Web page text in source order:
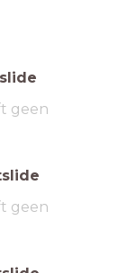
geen
geen